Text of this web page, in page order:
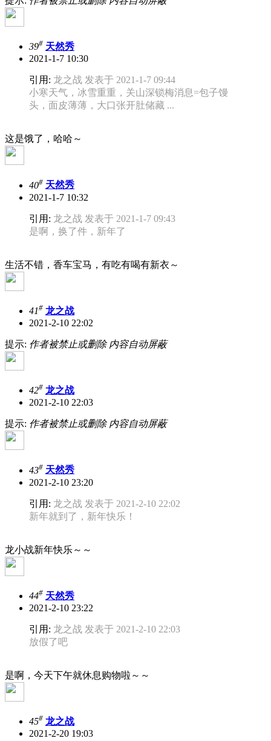
39# 天然秀
2021-1-7 10:30
引用: 龙之战 发表于 2021-1-7 09:44
小寒天气，冰雪重重，关山深锁梅消息=包子馒
头，面皮薄薄，大口张开肚储藏 ...
这是饿了，哈哈～
40# 天然秀
2021-1-7 10:32
引用: 龙之战 发表于 2021-1-7 09:43
是啊，换了件，新年了
生活不错，香车宝马，有吃有喝有新衣～
41# 龙之战
2021-2-10 22:02
提示: 作者被禁止或删除 内容自动屏蔽
42# 龙之战
2021-2-10 22:03
提示: 作者被禁止或删除 内容自动屏蔽
43# 天然秀
2021-2-10 23:20
引用: 龙之战 发表于 2021-2-10 22:02
新年就到了，新年快乐！
龙小战新年快乐～～
44# 天然秀
2021-2-10 23:22
引用: 龙之战 发表于 2021-2-10 22:03
放假了吧
是啊，今天下午就休息购物啦～～
45# 龙之战
2021-2-20 19:03